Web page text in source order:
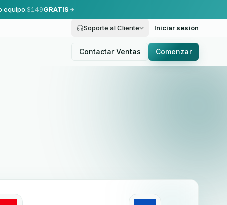
equipo.$149GRATIS
Soporte al Cliente Iniciar sesión
Contactar Ventas Comenzar